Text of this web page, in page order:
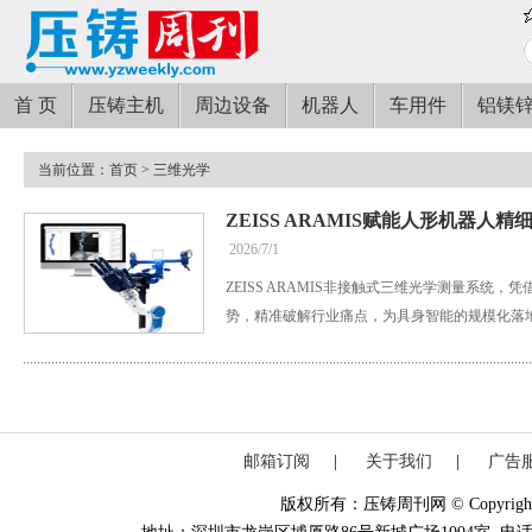
首 页 压铸主机 周边设备 机器人 车用件 铝镁
当前位置： 首页 > 三维光学
ZEISS ARAMIS赋能人形机器人精
2026/7/1
ZEISS ARAMIS非接触式三维光学测量系统，凭
势，精准破解行业痛点，为具身智能的规模化落
邮箱订阅 关于我们 广告
版权所有：压铸周刊网 ©